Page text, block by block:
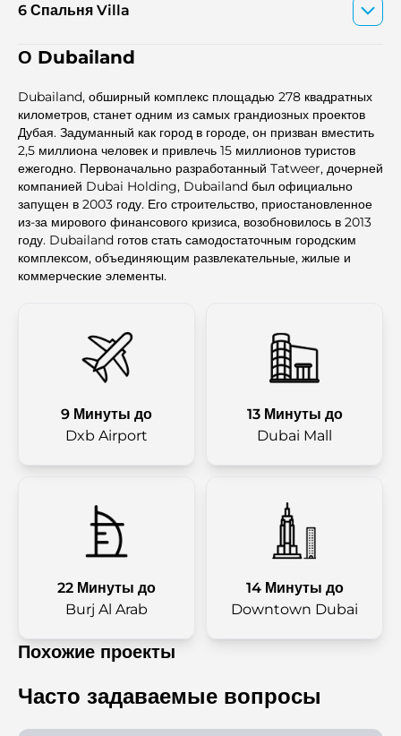
6 Спальня Villa
О Dubailand
Dubailand, обширный комплекс площадью 278 квадратных
километров, станет одним из самых грандиозных проектов
Дубая. Задуманный как город в городе, он призван вместить
2,5 миллиона человек и привлечь 15 миллионов туристов
ежегодно. Первоначально разработанный Tatweer, дочерней
компанией Dubai Holding, Dubailand был официально
запущен в 2003 году. Его строительство, приостановленное
из-за мирового финансового кризиса, возобновилось в 2013
году. Dubailand готов стать самодостаточным городским
комплексом, объединяющим развлекательные, жилые и
коммерческие элементы.
9 Минуты до
Dxb Airport
13 Минуты до
Dubai Mall
22 Минуты до
Burj Al Arab
14 Минуты до
Downtown Dubai
Похожие проекты
Часто задаваемые вопросы